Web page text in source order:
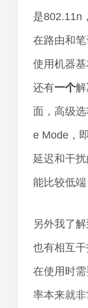
是802.11n
在路由和
使用机器
还有一个
面，高级
e Mode，
延迟和干
能比较低端
另外我了
也有相互
在使用时
率本来就